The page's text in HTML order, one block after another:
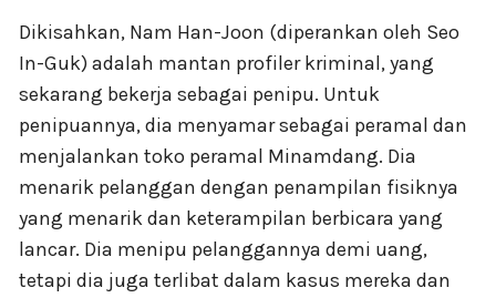
Dikisahkan, Nam Han-Joon (diperankan oleh Seo
In-Guk) adalah mantan profiler kriminal, yang
sekarang bekerja sebagai penipu. Untuk
penipuannya, dia menyamar sebagai peramal dan
menjalankan toko peramal Minamdang. Dia
menarik pelanggan dengan penampilan fisiknya
yang menarik dan keterampilan berbicara yang
lancar. Dia menipu pelanggannya demi uang,
tetapi dia juga terlibat dalam kasus mereka dan